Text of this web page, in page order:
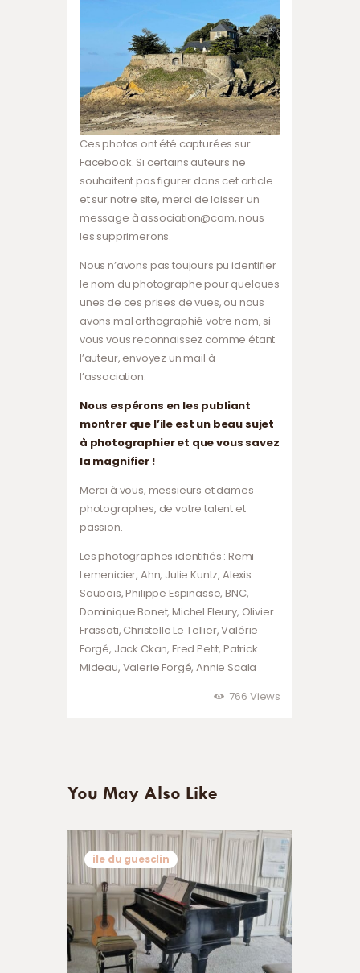
Ces photos ont été capturées sur
Facebook. Si certains auteurs ne
souhaitent pas figurer dans cet article
et sur notre site, merci de laisser un
message à association@com, nous
les supprimerons.
Nous n’avons pas toujours pu identifier
le nom du photographe pour quelques
unes de ces prises de vues, ou nous
avons mal orthographié votre nom, si
vous vous reconnaissez comme étant
l’auteur, envoyez un mail à
l’association.
Nous espérons en les publiant
montrer que l’ile est un beau sujet
à photographier et que vous savez
la magnifier !
Merci à vous, messieurs et dames
photographes, de votre talent et
passion.
Les photographes identifiés : Remi
Lemenicier, Ahn, Julie Kuntz, Alexis
Saubois, Philippe Espinasse, BNC,
Dominique Bonet, Michel Fleury, Olivier
Frassoti, Christelle Le Tellier, Valérie
Forgé, Jack Ckan, Fred Petit, Patrick
Mideau, Valerie Forgé, Annie Scala
766 Views
You May Also Like
ile du guesclin